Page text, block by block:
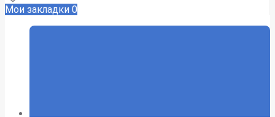
Мои закладки 0